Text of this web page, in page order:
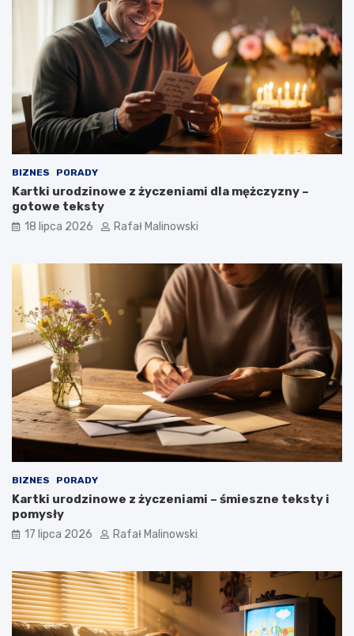
BIZNES PORADY
Kartki urodzinowe z życzeniami dla mężczyzny –
gotowe teksty
18 lipca 2026 Rafał Malinowski
BIZNES PORADY
Kartki urodzinowe z życzeniami – śmieszne teksty i
pomysły
17 lipca 2026 Rafał Malinowski